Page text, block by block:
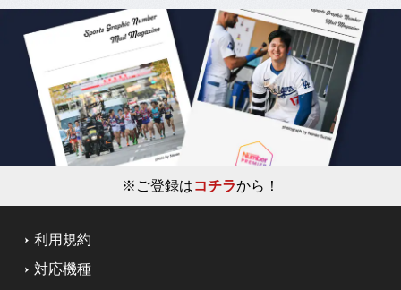
※ご登録はコチラから！
利用規約
対応機種